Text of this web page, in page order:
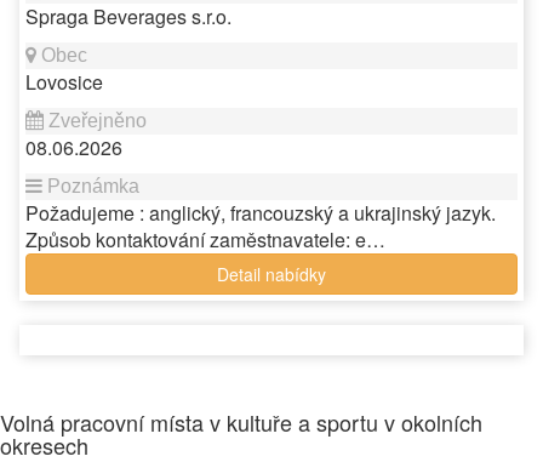
Spraga Beverages s.r.o.
Lovosice
08.06.2026
Požadujeme : anglický, francouzský a ukrajinský jazyk.
Způsob kontaktování zaměstnavatele: e…
Detail nabídky
Volná pracovní místa v kultuře a sportu v okolních
okresech